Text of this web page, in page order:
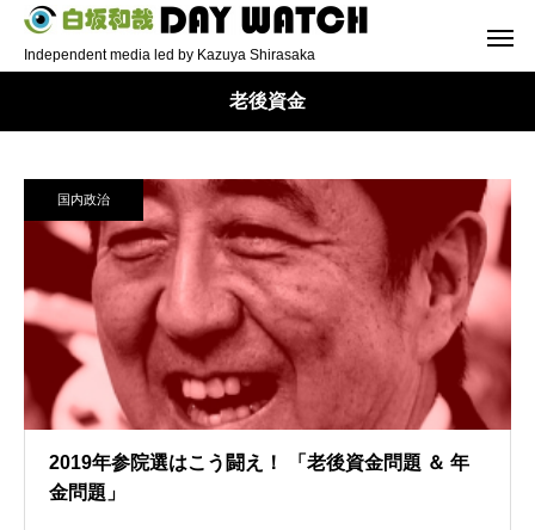
Independent media led by Kazuya Shirasaka
老後資金
国内政治
2019年参院選はこう闘え！ 「老後資金問題 ＆ 年
金問題」